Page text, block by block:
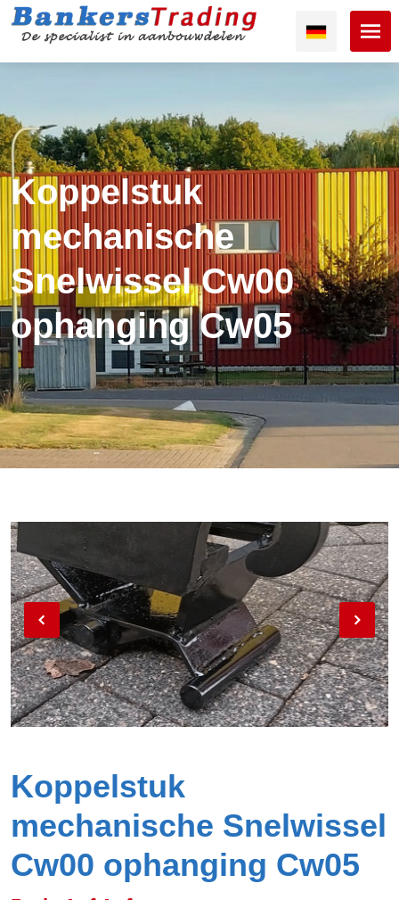
Koppelstuk
mechanische
Snelwissel Cw00
ophanging Cw05
Koppelstuk
mechanische Snelwissel
Cw00 ophanging Cw05